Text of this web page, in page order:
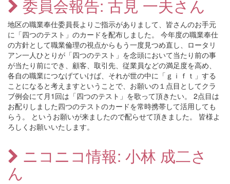
委員会報告: 古見 一夫さん
地区の職業奉仕委員長よりご指示がありまして、皆さんのお手元
に「四つのテスト」のカードを配布しました。 今年度の職業奉仕
の方針として職業倫理の視点からもう一度見つめ直し、ロータリ
アン一人ひとりが「四つのテスト」を念頭において当たり前の事
が当たり前にでき、顧客、取引先、従業員などの満足度を高め、
各自の職業につなげていけば、それが世の中に「ｇｉｆｔ」する
ことになると考えますということで、お願いの１点目としてクラ
ブ例会にて月1回は「四つのテスト」を歌って頂きたい。 2点目は
お配りしました四つのテストのカードを常時携帯して活用しても
らう。 というお願いが来ましたので配らせて頂きました。 皆様よ
ろしくお願いいたします。
ニコニコ情報: 小林 成二さ
ん